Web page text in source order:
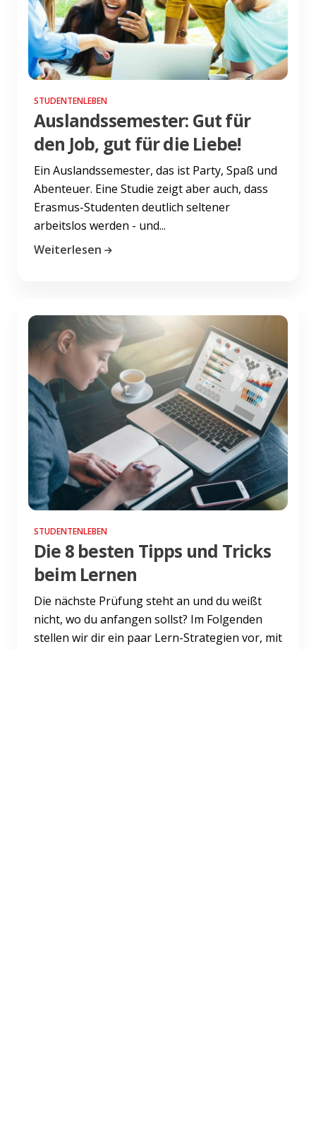
STUDENTENLEBEN
Auslandssemester: Gut für
den Job, gut für die Liebe!
Ein Auslandssemester, das ist Party, Spaß und
Abenteuer. Eine Studie zeigt aber auch, dass
Erasmus-Studenten deutlich seltener
arbeitslos werden - und...
Weiterlesen
STUDENTENLEBEN
Die 8 besten Tipps und Tricks
beim Lernen
Die nächste Prüfung steht an und du weißt
nicht, wo du anfangen sollst? Im Folgenden
stellen wir dir ein paar Lern-Strategien vor, mit